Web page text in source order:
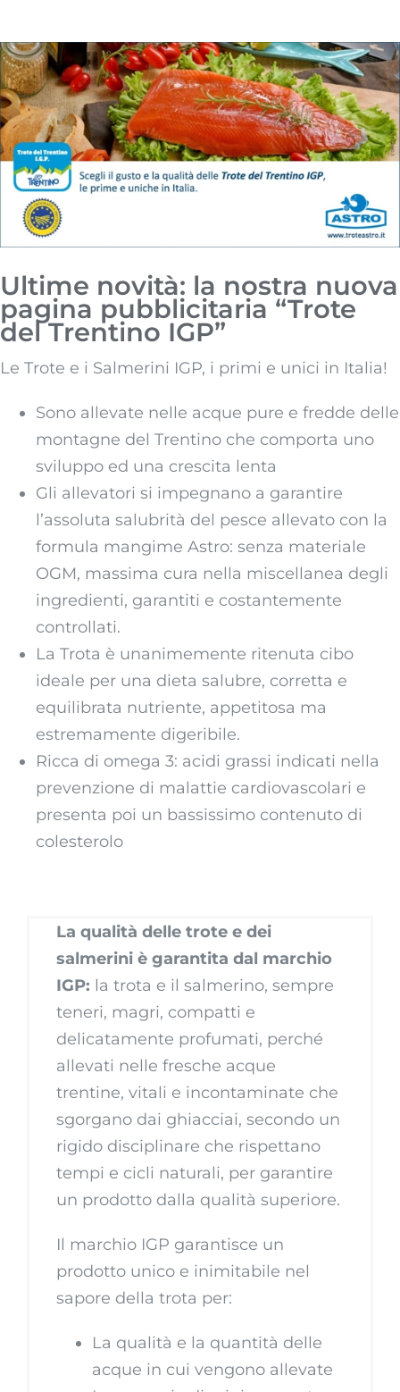
Ingrandisci
immagine
Ultime novità: la nostra nuova
pagina pubblicitaria “Trote
del Trentino IGP”
Le Trote e i Salmerini IGP, i primi e unici in Italia!
Sono allevate nelle acque pure e fredde delle
montagne del Trentino che comporta uno
sviluppo ed una crescita lenta
Gli allevatori si impegnano a garantire
l’assoluta salubrità del pesce allevato con la
formula mangime Astro: senza materiale
OGM, massima cura nella miscellanea degli
ingredienti, garantiti e costantemente
controllati.
La Trota è unanimemente ritenuta cibo
ideale per una dieta salubre, corretta e
equilibrata nutriente, appetitosa ma
estremamente digeribile.
Ricca di omega 3: acidi grassi indicati nella
prevenzione di malattie cardiovascolari e
presenta poi un bassissimo contenuto di
colesterolo
La qualità delle trote e dei
salmerini è garantita dal marchio
IGP: la trota e il salmerino, sempre
teneri, magri, compatti e
delicatamente profumati, perché
allevati nelle fresche acque
trentine, vitali e incontaminate che
sgorgano dai ghiacciai, secondo un
rigido disciplinare che rispettano
tempi e cicli naturali, per garantire
un prodotto dalla qualità superiore.
Il marchio IGP garantisce un
prodotto unico e inimitabile nel
sapore della trota per:
La qualità e la quantità delle
acque in cui vengono allevate